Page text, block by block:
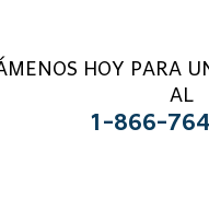
HOY PARA
AL
1-866-